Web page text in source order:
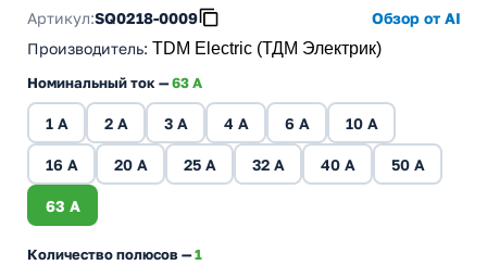
Артикул:SQ0218-0009
Обзор от AI
Производитель: TDM Electric (ТДМ Электрик)
Номинальный ток —63 A
1 A 2 A 3 A 4 A 6 A 10 A
16 A 20 A 25 A 32 A 40 A 50 A
63 A
Количество полюсов —1